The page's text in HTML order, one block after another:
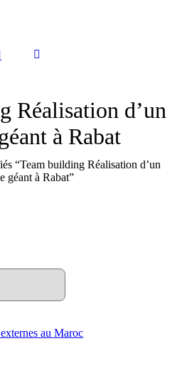
Réalisation d’un
à Rabat
“Team building Réalisation d’un
géant à Rabat”
au Maroc